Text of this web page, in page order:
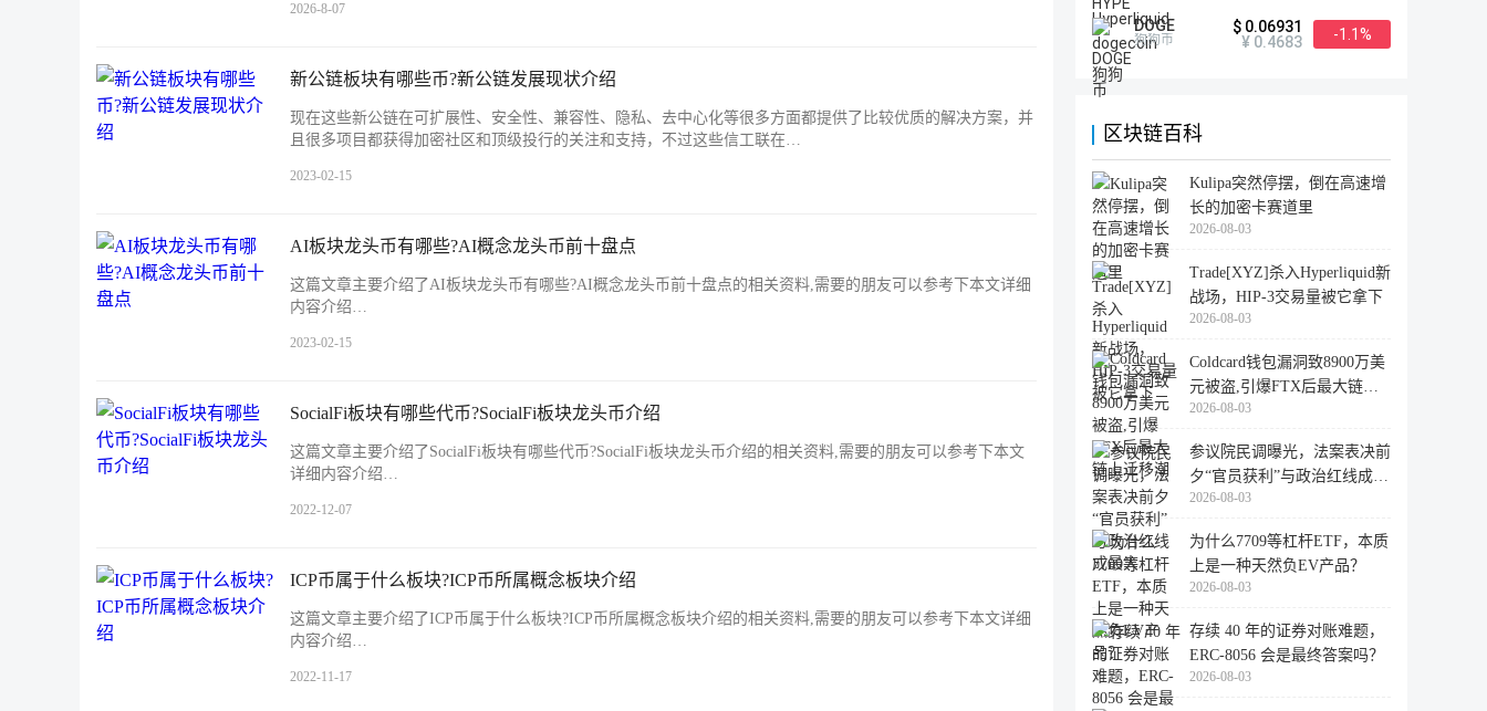
2026-8-07
新公链板块有哪些币?新公链发展现状介绍
现在这些新公链在可扩展性、安全性、兼容性、隐私、去中心化等很多方面都提供了比较优质的解决方案，并
且很多项目都获得加密社区和顶级投行的关注和支持，不过这些信工联在…
2023-02-15
AI板块龙头币有哪些?AI概念龙头币前十盘点
这篇文章主要介绍了AI板块龙头币有哪些?AI概念龙头币前十盘点的相关资料,需要的朋友可以参考下本文详细
内容介绍…
2023-02-15
SocialFi板块有哪些代币?SocialFi板块龙头币介绍
这篇文章主要介绍了SocialFi板块有哪些代币?SocialFi板块龙头币介绍的相关资料,需要的朋友可以参考下本文
详细内容介绍…
2022-12-07
ICP币属于什么板块?ICP币所属概念板块介绍
这篇文章主要介绍了ICP币属于什么板块?ICP币所属概念板块介绍的相关资料,需要的朋友可以参考下本文详细
内容介绍…
2022-11-17
DOGE
狗狗币
$ 0.06931
¥ 0.4683
-1.1%
区块链百科
Kulipa突然停摆，倒在高速增
长的加密卡赛道里
2026-08-03
Trade[XYZ]杀入Hyperliquid新
战场，HIP-3交易量被它拿下
2026-08-03
Coldcard钱包漏洞致8900万美
元被盗,引爆FTX后最大链上
迁移潮
2026-08-03
参议院民调曝光，法案表决前
夕“官员获利”与政治红线成最
大
2026-08-03
为什么7709等杠杆ETF，本质
上是一种天然负EV产品？
2026-08-03
存续 40 年的证券对账难题，
ERC-8056 会是最终答案吗？
2026-08-03